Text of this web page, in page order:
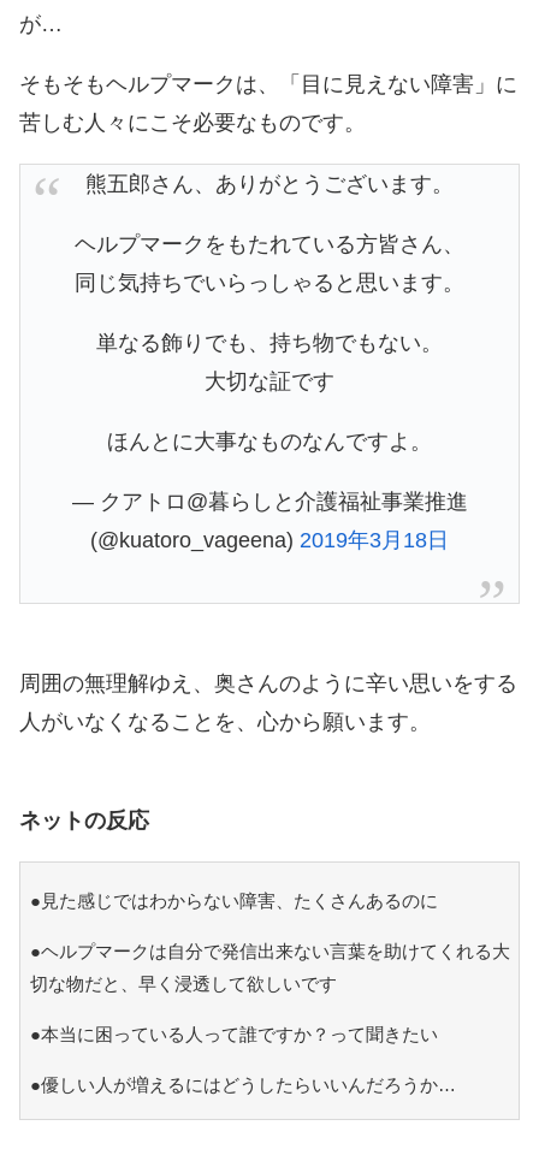
が…
そもそもヘルプマークは、「目に見えない障害」に
苦しむ人々にこそ必要なものです。
熊五郎さん、ありがとうございます。
ヘルプマークをもたれている方皆さん、
同じ気持ちでいらっしゃると思います。
単なる飾りでも、持ち物でもない。
大切な証です
ほんとに大事なものなんですよ。
— クアトロ@暮らしと介護福祉事業推進
(@kuatoro_vageena) 2019年3月18日
周囲の無理解ゆえ、奥さんのように辛い思いをする
人がいなくなることを、心から願います。
ネットの反応
●見た感じではわからない障害、たくさんあるのに
●ヘルプマークは自分で発信出来ない言葉を助けてくれる大
切な物だと、早く浸透して欲しいです
●本当に困っている人って誰ですか？って聞きたい
●優しい人が増えるにはどうしたらいいんだろうか…